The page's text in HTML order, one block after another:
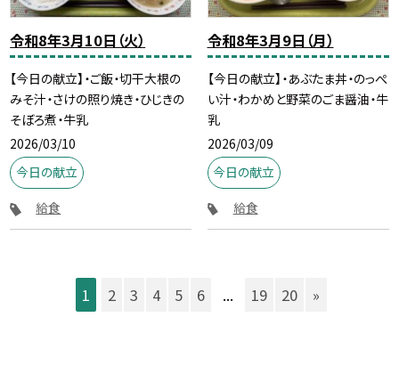
令和8年3月10日（火）
【今日の献立】・ご飯・切干大根の
みそ汁・さけの照り焼き・ひじきの
そぼろ煮・牛乳
2026/03/10
今日の献立
給食
令和8年3月9日（月）
【今日の献立】・あぶたま丼・のっぺ
い汁・わかめと野菜のごま醤油・牛
乳
2026/03/09
今日の献立
給食
1 2 3 4 5 6 ... 19 20 »